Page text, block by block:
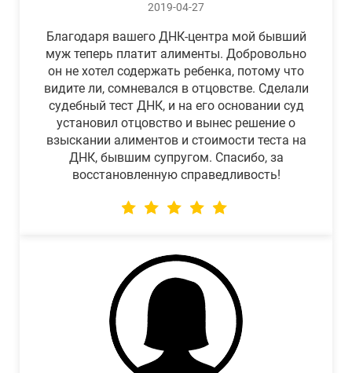
2019-04-27
Благодаря вашего ДНК-центра мой бывший
муж теперь платит алименты. Добровольно
он не хотел содержать ребенка, потому что
видите ли, сомневался в отцовстве. Сделали
судебный тест ДНК, и на его основании суд
установил отцовство и вынес решение о
взыскании алиментов и стоимости теста на
ДНК, бывшим супругом. Спасибо, за
восстановленную справедливость!